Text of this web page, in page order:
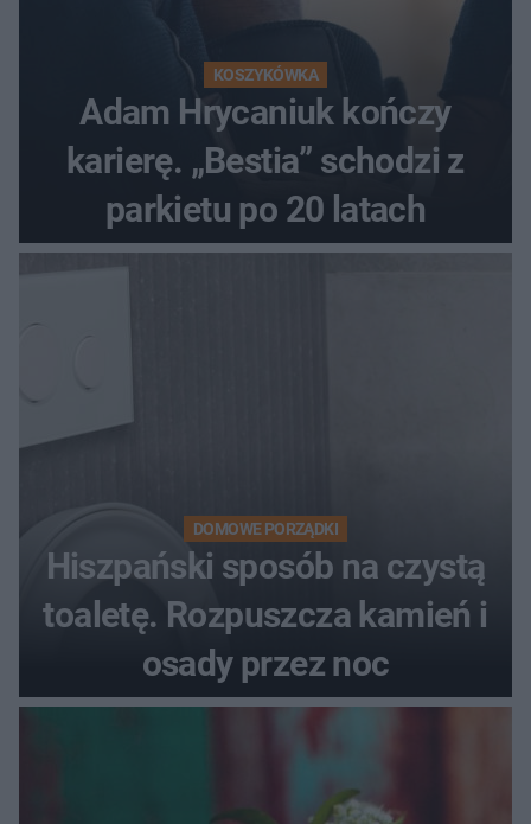
KOSZYKÓWKA
Adam Hrycaniuk kończy
karierę. „Bestia” schodzi z
parkietu po 20 latach
DOMOWE PORZĄDKI
Hiszpański sposób na czystą
toaletę. Rozpuszcza kamień i
osady przez noc